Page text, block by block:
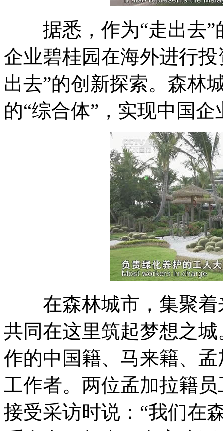
据悉，作为“走出去”
企业碧桂园在海外进行
出去”的创新探索。森林
的“综合体”，实现中国
在森林城市，集聚着
共同在这里筑起梦想之
作的中国籍、马来籍、
工作者。两位孟加拉籍
接受采访时说：“我们在